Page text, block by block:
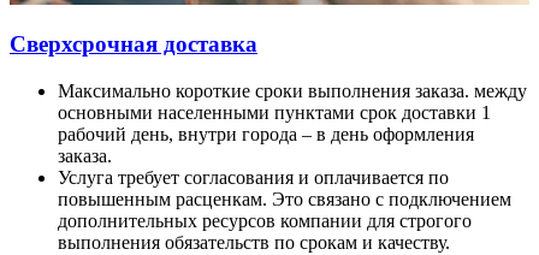
Сверхсрочная доставка
Максимально короткие сроки выполнения заказа. между
основными населенными пунктами срок доставки 1
рабочий день, внутри города – в день оформления
заказа.
Услуга требует согласования и оплачивается по
повышенным расценкам. Это связано с подключением
дополнительных ресурсов компании для строгого
выполнения обязательств по срокам и качеству.